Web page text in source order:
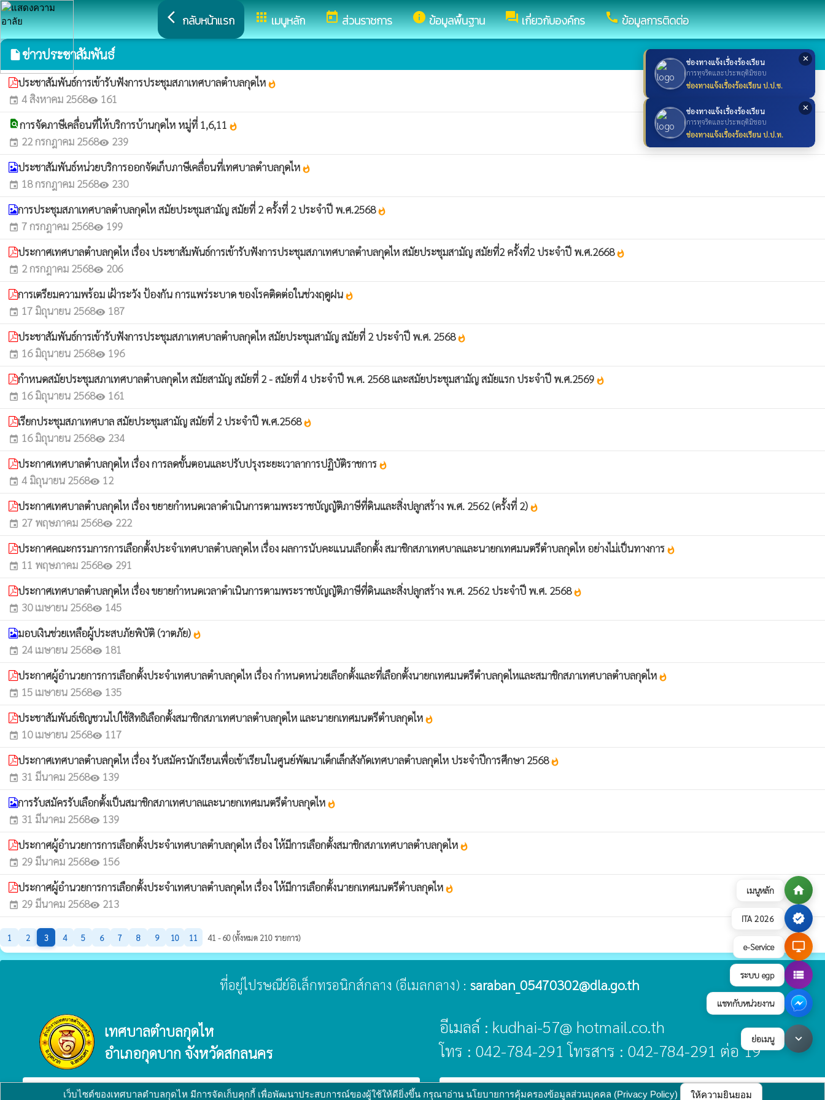
เว็บไซต์ของเทศบาลตำบลกุดไห มีการจัดเก็บคุกกี้ เพื่อพัฒนาประสบการณ์ของผู้ใช้ให้ดียิ่งขึ้น กรุณาอ่าน นโยบายการคุ้มครองข้อมูลส่วนบุคคล (Privacy Policy) ให้ความยินยอม
เมนูหลัก home
ITA 2026 verified
e-Service desktop_windows
ระบบ egp view_list
แชทกับหน่วยงาน
ย่อเมนู keyboard_arrow_down
✕
ช่องทางแจ้งเรื่องร้องเรียน
การทุจริตและประพฤติมิชอบ
ช่องทางแจ้งเรื่องร้องเรียน ป.ป.ช.
✕
ช่องทางแจ้งเรื่องร้องเรียน
การทุจริตและประพฤติมิชอบ
ช่องทางแจ้งเรื่องร้องเรียน ป.ป.ท.
arrow_back_ios กลับหน้าแรก appsเมนูหลัก todayส่วนราชการ infoข้อมูลพื้นฐาน forumเกี่ยวกับองค์กร callข้อมูลการติดต่อ
insert_drive_fileข่าวประชาสัมพันธ์
ประชาสัมพันธ์การเข้ารับฟังการประชุมสภาเทศบาลตำบลกุดไห whatshot
event 4 สิงหาคม 2568visibility 161
find_in_pageการจัดภาษีเคลื่อนที่ให้บริการบ้านกุดไห หมู่ที่ 1,6,11 whatshot
event 22 กรกฎาคม 2568visibility 239
ประชาสัมพันธ์หน่วยบริการออกจัดเก็บภาษีเคลื่อนที่เทศบาลตำบลกุดไห whatshot
event 18 กรกฎาคม 2568visibility 230
การประชุมสภาเทศบาลตำบลกุดไห สมัยประชุมสามัญ สมัยที่ 2 ครั้งที่ 2 ประจำปี พ.ศ.2568whatshot
event 7 กรกฎาคม 2568visibility 199
ประกาศเทศบาลตำบลกุดไห เรื่อง ประชาสัมพันธ์การเข้ารับฟังการประชุมสภาเทศบาลตำบลกุดไห สมัยประชุมสามัญ สมัยที่2 ครั้งที่2 ประจำปี พ.ศ.2668whatshot
event 2 กรกฎาคม 2568visibility 206
การเตรียมความพร้อม เฝ้าระวัง ป้องกัน การแพร่ระบาด ของโรคติดต่อในช่วงฤดูฝน whatshot
event 17 มิถุนายน 2568visibility 187
ประชาสัมพันธ์การเข้ารับฟังการประชุมสภาเทศบาลตำบลกุดไห สมัยประชุมสามัญ สมัยที่ 2 ประจำปี พ.ศ. 2568whatshot
event 16 มิถุนายน 2568visibility 196
กำหนดสมัยประชุมสภาเทศบาลตำบลกุดไห สมัยสามัญ สมัยที่ 2 - สมัยที่ 4 ประจำปี พ.ศ. 2568 และสมัยประชุมสามัญ สมัยแรก ประจำปี พ.ศ.2569 whatshot
event 16 มิถุนายน 2568visibility 161
เรียกประชุมสภาเทศบาล สมัยประชุมสามัญ สมัยที่ 2 ประจำปี พ.ศ.2568whatshot
event 16 มิถุนายน 2568visibility 234
ประกาศเทศบาลตำบลกุดไห เรื่อง การลดขั้นตอนและปรับปรุงระยะเวาลาการปฏิบัติราชการ whatshot
event 4 มิถุนายน 2568visibility 12
ประกาศเทศบาลตำบลกุดไห เรื่อง ขยายกำหนดเวลาดำเนินการตามพระราชบัญญัติภาษีที่ดินและสิ่งปลูกสร้าง พ.ศ. 2562 (ครั้งที่ 2) whatshot
event 27 พฤษภาคม 2568visibility 222
ประกาศคณะกรรมการการเลือกตั้งประจำเทศบาลตำบลกุดไห เรื่อง ผลการนับคะแนนเลือกตั้ง สมาชิกสภาเทศบาลและนายกเทศมนตรีตำบลกุดไห อย่างไม่เป็นทางการ whatshot
event 11 พฤษภาคม 2568visibility 291
ประกาศเทศบาลตำบลกุดไห เรื่อง ขยายกำหนดเวลาดำเนินการตามพระราชบัญญัติภาษีที่ดินและสิ่งปลูกสร้าง พ.ศ. 2562 ประจำปี พ.ศ. 2568whatshot
event 30 เมษายน 2568visibility 145
มอบเงินช่วยเหลือผู้ประสบภัยพิบัติ (วาตภัย) whatshot
event 24 เมษายน 2568visibility 181
ประกาศผู้อำนวยการการเลือกตั้งประจำเทศบาลตำบลกุดไห เรื่อง กำหนดหน่วยเลือกตั้งและที่เลือกตั้งนายกเทศมนตรีตำบลกุดไหและสมาชิกสภาเทศบาลตำบลกุดไห whatshot
event 15 เมษายน 2568visibility 135
ประชาสัมพันธ์เชิญชวนไปใช้สิทธิเลือกตั้งสมาชิกสภาเทศบาลตำบลกุดไห และนายกเทศมนตรีตำบลกุดไห whatshot
event 10 เมษายน 2568visibility 117
ประกาศเทศบาลตำบลกุดไห เรื่อง รับสมัครนักเรียนเพื่อเข้าเรียนในศูนย์พัฒนาเด็กเล็กสังกัดเทศบาลตำบลกุดไห ประจำปีการศึกษา 2568whatshot
event 31 มีนาคม 2568visibility 139
การรับสมัครรับเลือกตั้งเป็นสมาชิกสภาเทศบาลและนายกเทศมนตรีตำบลกุดไห whatshot
event 31 มีนาคม 2568visibility 139
ประกาศผู้อำนวยการการเลือกตั้งประจำเทศบาลตำบลกุดไห เรื่อง ให้มีการเลือกตั้งสมาชิกสภาเทศบาลตำบลกุดไห whatshot
event 29 มีนาคม 2568visibility 156
ประกาศผู้อำนวยการการเลือกตั้งประจำเทศบาลตำบลกุดไห เรื่อง ให้มีการเลือกตั้งนายกเทศมนตรีตำบลกุดไห whatshot
event 29 มีนาคม 2568visibility 213
1 2 3 4 5 6 7 8 9 10 11 41 - 60 (ทั้งหมด 210 รายการ)
ที่อยู่ไปรษณีย์อิเล็กทรอนิกส์กลาง (อีเมลกลาง) : saraban_05470302@dla.go.th
เทศบาลตำบลกุดไห
อำเภอกุดบาก จังหวัดสกลนคร
อีเมลล์ : kudhai-57@ hotmail.co.th
โทร : 042-784-291 โทรสาร : 042-784-291 ต่อ 19
ผู้ดูแลระบบ copyright © 2025เทศบาลตำบลกุดไหพัฒนาระบบ :www.ts-local.com public นโยบายเว็บไซต์ นโยบายการคุ้มครองข้อมูลส่วนบุคคล update : 17 กรกฎาคม 2569